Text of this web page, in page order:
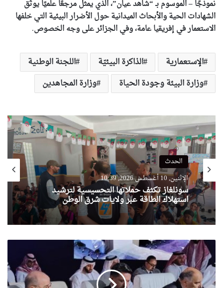
نموذجًا – الموسوم بـ “شاهد عيان”، الذي يمثل مرجعًا علميًا يوثق
الشهادات الحية والأبحاث الميدانية حول الأضرار البيئية التي خلفها
الاستعمار في إفريقيا عامة، وفي الجزائر على وجه الخصوص.
الإستعمارية الذاكرة البيئيّة
اللجنة الوطنية
وزارة البيئة وجودة الحياة
وزارة المجاهدين
الحدث
الإثنين, 10 أغسطس 2026, 10:39
سونلغاز تكثف حملاتها التحسيسية لترشيد
استهلاك الطاقة عبر ولايات شرق الوطن
بلمهدي
يشارك
في
اللقاء